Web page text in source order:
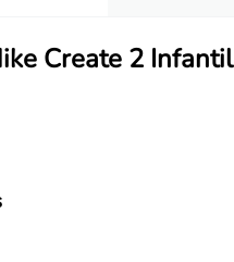
Create 2 Infantil